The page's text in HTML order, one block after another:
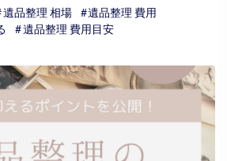
遺品整理 相場
遺品整理 費用
遺品整理 費用目安